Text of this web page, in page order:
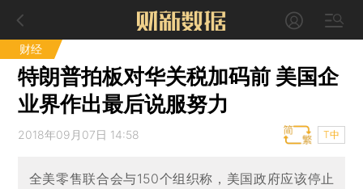
财经
特朗普拍板对华关税加码前 美国企
业界作出最后说服努力
2018年09月07日 14:58 T中
全美零售联合会与150个组织称，美国政府应该停止